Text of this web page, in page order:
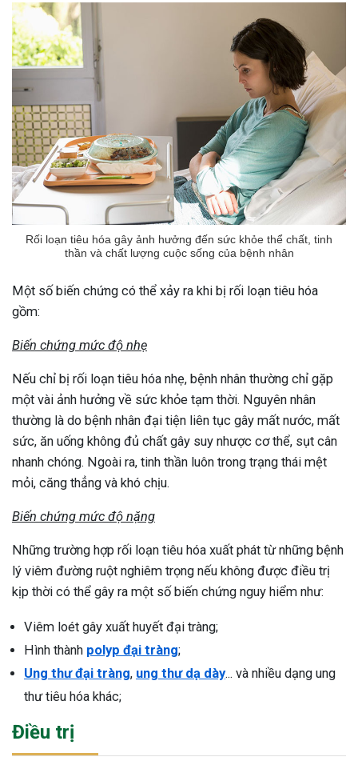
Rối loạn tiêu hóa gây ảnh hưởng đến sức khỏe thể chất, tinh
thần và chất lượng cuộc sống của bệnh nhân
Một số biến chứng có thể xảy ra khi bị rối loạn tiêu hóa
gồm:
Biến chứng mức độ nhẹ
Nếu chỉ bị rối loạn tiêu hóa nhẹ, bệnh nhân thường chỉ gặp
một vài ảnh hưởng về sức khỏe tạm thời. Nguyên nhân
thường là do bệnh nhân đại tiện liên tục gây mất nước, mất
sức, ăn uống không đủ chất gây suy nhược cơ thể, sụt cân
nhanh chóng. Ngoài ra, tinh thần luôn trong trạng thái mệt
mỏi, căng thẳng và khó chịu.
Biến chứng mức độ nặng
Những trường hợp rối loạn tiêu hóa xuất phát từ những bệnh
lý viêm đường ruột nghiêm trọng nếu không được điều trị
kịp thời có thể gây ra một số biến chứng nguy hiểm như:
Viêm loét gây xuất huyết đại tràng;
Hình thành polyp đại tràng;
Ung thư đại tràng, ung thư dạ dày... và nhiều dạng ung
thư tiêu hóa khác;
Điều trị